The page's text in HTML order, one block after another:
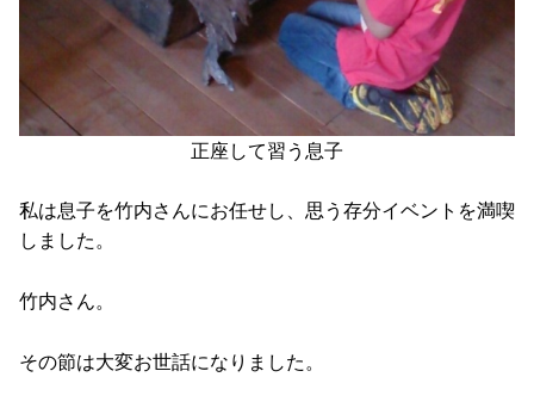
正座して習う息子
私は息子を竹内さんにお任せし、思う存分イベントを満喫
しました。
竹内さん。
その節は大変お世話になりました。